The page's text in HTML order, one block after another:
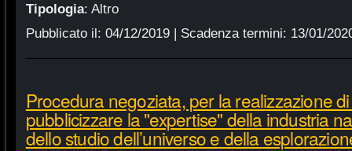
Tipologia: Altro
Pubblicato il: 04/12/2019| Scadenza termini: 13/01/
Procedura negoziata, per la realizzazione
pubblicizzare la "expertise" della industria
dello studio dell’universo e della